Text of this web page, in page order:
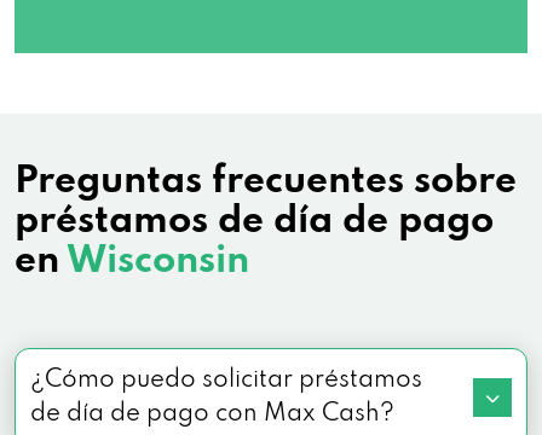
825 Lexington Blvd # 3, Fort Atkinson, WI
53545
6532 Monona Dr, Monona, WI 53716
100 Frances Ln # C, Beaver Dam, WI 53916
Preguntas frecuentes sobre
préstamos de día de pago
en Wisconsin
¿Cómo puedo solicitar préstamos
de día de pago con Max Cash?